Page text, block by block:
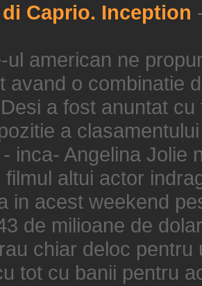
Caprio. Inception
ul american ne
avand o combinatie
a fost anuntat
a
inca- Angelina Jolie
filmul altui actor
in acest weekend
de milioane de
chiar deloc
tot cu banii pentru